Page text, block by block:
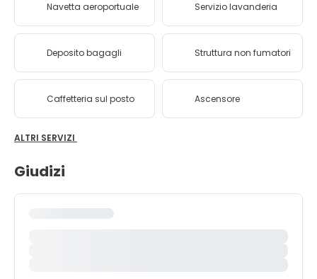
Navetta aeroportuale Servizio lavanderia
Deposito bagagli Struttura non fumatori
Caffetteria sul posto Ascensore
ALTRI SERVIZI
Giudizi